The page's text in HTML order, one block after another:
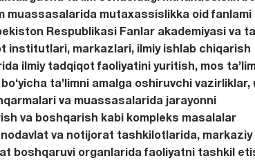
muassasalarida mutaxassislikka oid fanlami
Respublikasi Fanlar akademiyasi va
institutlari, markazlari, ilmiy ishlab chiqarish
ilmiy tadqiqot faoliyatini yuritish, mos
ta’limni amalga oshiruvchi vazirliklar,
va muassasalarida jarayonni
va boshqarish kabi kompleks masalalar
nodavlat va notijorat tashkilotlarida, markaziy
boshqaruvi organlarida faoliyatni tashkil